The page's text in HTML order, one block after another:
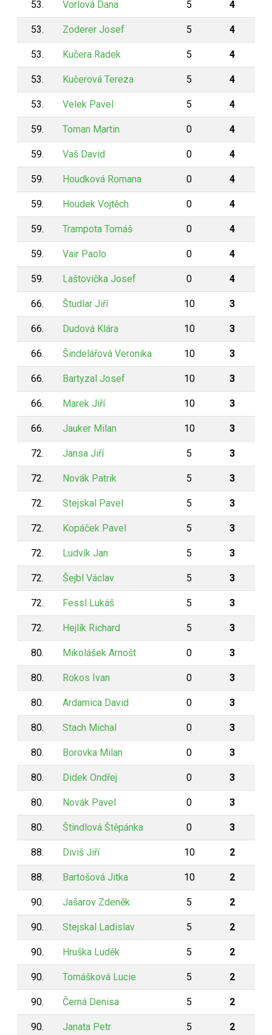
53. Vorlová Dana 5 4
53. Zoderer Josef 5 4
53. Kučera Radek 5 4
53. Kučerová Tereza 5 4
53. Velek Pavel 5 4
59. Toman Martin 0 4
59. Vaš David 0 4
59. Houdková Romana 0 4
59. Houdek Vojtěch 0 4
59. Trampota Tomáš 0 4
59. Vair Paolo 0 4
59. Laštovička Josef 0 4
66. Študlar Jiří 10 3
66. Dudová Klára 10 3
66. Šindelářová Veronika 10 3
66. Bartyzal Josef 10 3
66. Marek Jiří 10 3
66. Jauker Milan 10 3
72. Jansa Jiří 5 3
72. Novák Patrik 5 3
72. Stejskal Pavel 5 3
72. Kopáček Pavel 5 3
72. Ludvík Jan 5 3
72. Šejbl Václav 5 3
72. Fessl Lukáš 5 3
72. Hejlík Richard 5 3
80. Mikolášek Arnošt 0 3
80. Rokos Ivan 0 3
80. Ardamica David 0 3
80. Stach Michal 0 3
80. Borovka Milan 0 3
80. Didek Ondřej 0 3
80. Novák Pavel 0 3
80. Štindlová Štěpánka 0 3
88. Diviš Jiří 10 2
88. Bartošová Jitka 10 2
90. Jašarov Zdeněk 5 2
90. Stejskal Ladislav 5 2
90. Hruška Luděk 5 2
90. Tomášková Lucie 5 2
90. Černá Denisa 5 2
90. Janata Petr 5 2